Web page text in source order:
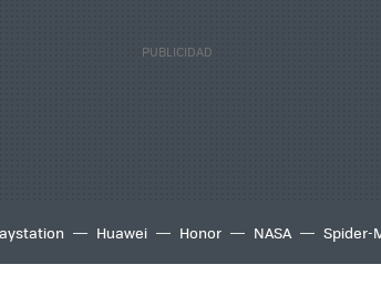
Huawei Honor NASA Spider-